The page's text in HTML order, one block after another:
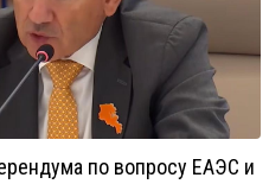
по вопросу ЕАЭС и